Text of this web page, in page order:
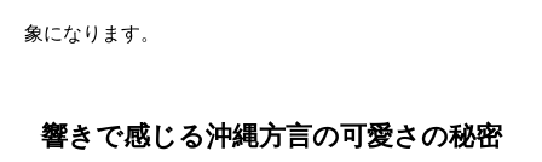
象になります。
響きで感じる沖縄方言の可愛さの秘密